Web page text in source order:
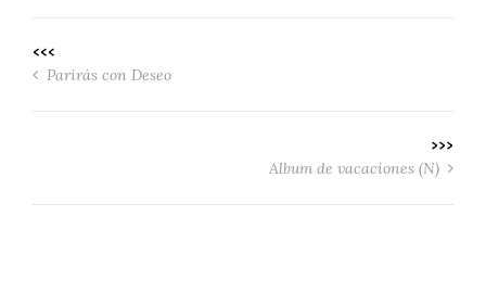
<<<
Parirás con Deseo
>>>
Album de vacaciones (N)